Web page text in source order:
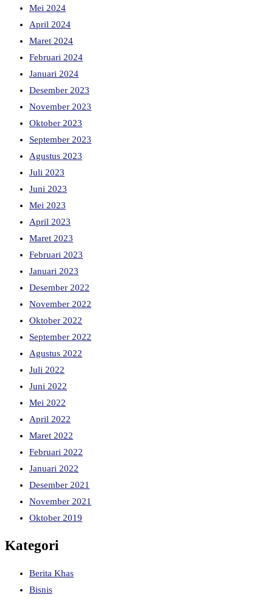
Mei 2024
April 2024
Maret 2024
Februari 2024
Januari 2024
Desember 2023
November 2023
Oktober 2023
September 2023
Agustus 2023
Juli 2023
Juni 2023
Mei 2023
April 2023
Maret 2023
Februari 2023
Januari 2023
Desember 2022
November 2022
Oktober 2022
September 2022
Agustus 2022
Juli 2022
Juni 2022
Mei 2022
April 2022
Maret 2022
Februari 2022
Januari 2022
Desember 2021
November 2021
Oktober 2019
Kategori
Berita Khas
Bisnis